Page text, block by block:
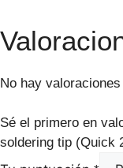
No hay valoraciones
Sé el primero en
soldering tip (Quick